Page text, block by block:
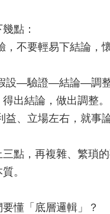
點：
，不要輕易下結論，
設—驗證—結論—調整
出結論，做出調整。
益、立場左右，就事論
點，再複雜、繁瑣
。
懂「底層邏輯」？